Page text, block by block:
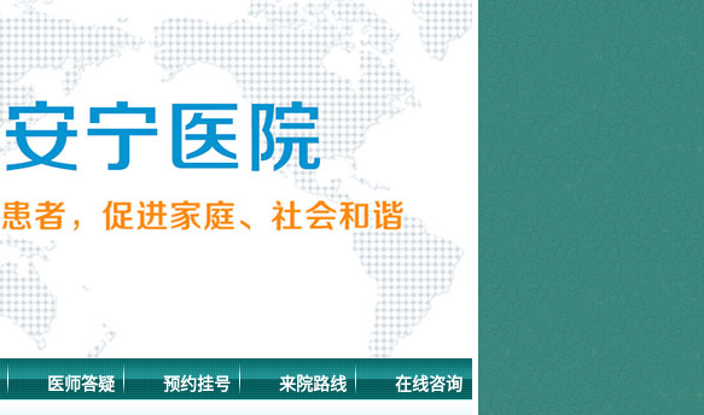
医师答疑 预约挂号 来院路线 在线咨询